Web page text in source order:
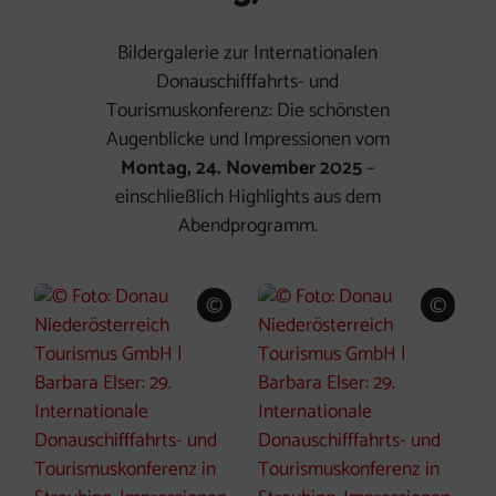
Bildergalerie zur Internationalen
Donauschifffahrts- und
Tourismuskonferenz: Die schönsten
Augenblicke und Impressionen vom
Montag, 24. November 2025–
einschließlich Highlights aus dem
Abendprogramm.
©
Copyright öffnen
©